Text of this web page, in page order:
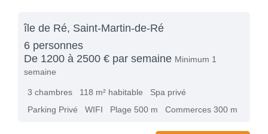
île de Ré, Saint-Martin-de-Ré
6 personnes
De 1200 à 2500 € par semaine Minimum 1
semaine
3 chambres 118 m² habitable
Spa privé
Parking Privé
WIFI Plage 500 m Commerces 300 m